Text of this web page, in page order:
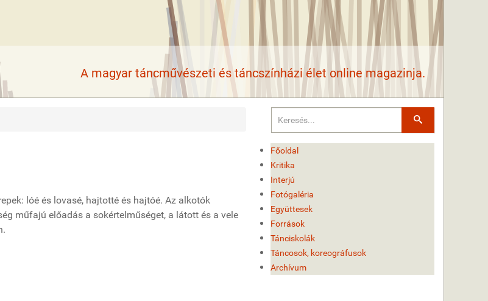
A magyar táncművészeti és táncszínházi élet online magazinja.
lóé és lovasé, hajtotté és hajtóé. Az alkotók
műfajú előadás a sokértelműséget, a látott és a vele
Keresés
Főoldal
Kritika
Interjú
Fotógaléria
Együttesek
Források
Tánciskolák
Táncosok, koreográfusok
Archívum